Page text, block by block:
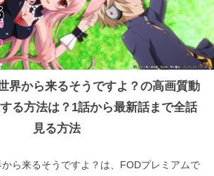
界から来るそうですよ？の高画質動
る方法は？1話から最新話まで全話
見る方法
ら来るそうですよ？は、FODプレミアムで